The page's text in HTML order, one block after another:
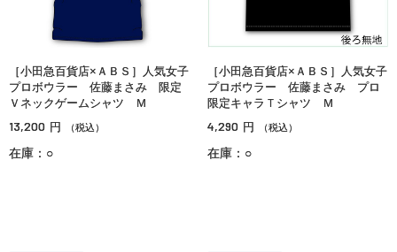
［小田急百貨店×ＡＢＳ］人気女子
プロボウラー 佐藤まさみ 限定
Ｖネックゲームシャツ Ｍ
13,200 円 （税込）
在庫：○
［小田急百貨店×ＡＢＳ］人気女子
プロボウラー 佐藤まさみ プロ
限定キャラＴシャツ Ｍ
4,290 円 （税込）
在庫：○